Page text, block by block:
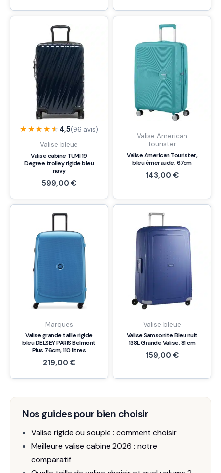
★★★★★
★★★★★ 4,5(96 avis)
Valise bleue
Valise cabine TUMI 19
Degree trolley rigide bleu
navy
599,00€
Valise American
Tourister
Valise American Tourister,
bleu émeraude, 67cm
143,00€
Marques
Valise grande taille rigide
bleu DELSEY PARIS Belmont
Plus 76cm, 110 litres
219,00€
Valise bleue
Valise Samsonite Bleu nuit
138L Grande Valise, 81 cm
159,00€
Nos guides pour bien choisir
Valise rigide ou souple : comment choisir
Meilleure valise cabine 2026 : notre
comparatif